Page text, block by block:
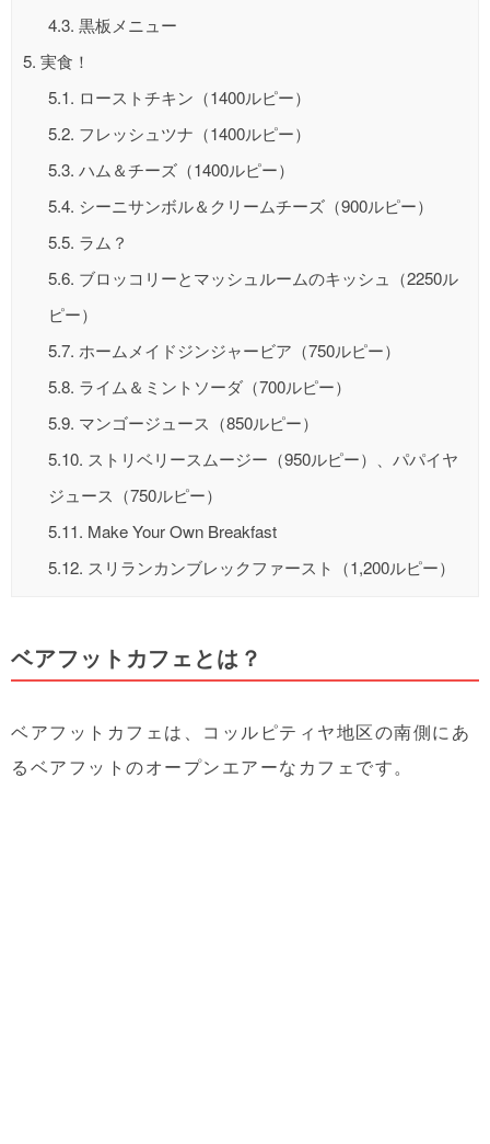
4.3. 黒板メニュー
5. 実食！
5.1. ローストチキン（1400ルピー）
5.2. フレッシュツナ（1400ルピー）
5.3. ハム＆チーズ（1400ルピー）
5.4. シーニサンボル＆クリームチーズ（900ルピー）
5.5. ラム？
5.6. ブロッコリーとマッシュルームのキッシュ（2250ル
ピー）
5.7. ホームメイドジンジャービア（750ルピー）
5.8. ライム＆ミントソーダ（700ルピー）
5.9. マンゴージュース（850ルピー）
5.10. ストリベリースムージー（950ルピー）、パパイヤ
ジュース（750ルピー）
5.11. Make Your Own Breakfast
5.12. スリランカンブレックファースト（1,200ルピー）
ベアフットカフェとは？
ベアフットカフェは、コッルピティヤ地区の南側にあ
るベアフットのオープンエアーなカフェです。